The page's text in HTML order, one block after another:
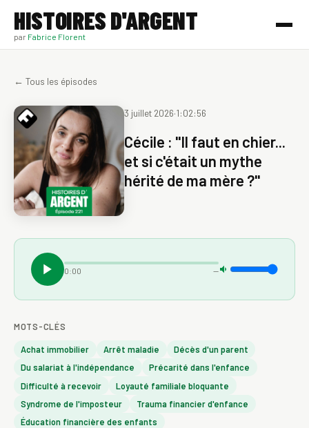
HISTOIRES D'ARGENT
par Fabrice Florent
← Tous les épisodes
3 juillet 2026·1:02:56
Cécile : "Il faut en chier...
et si c'était un mythe
hérité de ma mère ?"
0:00 —
MOTS-CLÉS
Achat immobilier Arrêt maladie
Décès d'un parent
Du salariat à l'indépendance
Précarité dans l'enfance
Difficulté à recevoir
Loyauté familiale bloquante
Syndrome de l'imposteur
Trauma financier d'enfance
Éducation financière des enfants